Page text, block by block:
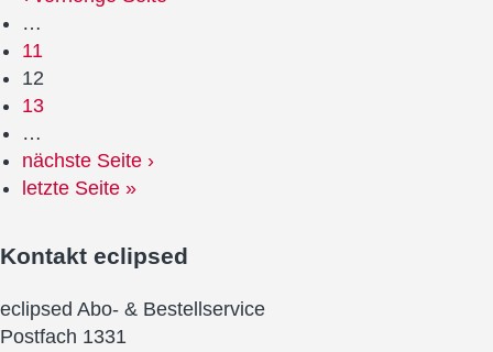
…
11
12
13
…
nächste Seite ›
letzte Seite »
Kontakt eclipsed
eclipsed Abo- & Bestellservice
Postfach 1331